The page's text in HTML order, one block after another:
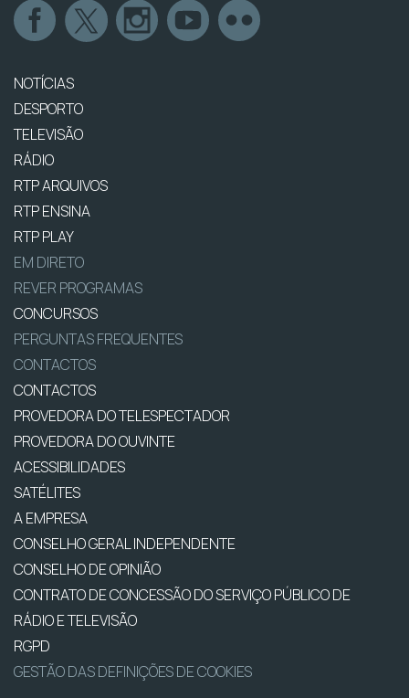
NOTÍCIAS
DESPORTO
TELEVISÃO
RÁDIO
RTP ARQUIVOS
RTP ENSINA
RTP PLAY
EM DIRETO
REVER PROGRAMAS
CONCURSOS
PERGUNTAS FREQUENTES
CONTACTOS
CONTACTOS
PROVEDORA DO TELESPECTADOR
PROVEDORA DO OUVINTE
ACESSIBILIDADES
SATÉLITES
A EMPRESA
CONSELHO GERAL INDEPENDENTE
CONSELHO DE OPINIÃO
CONTRATO DE CONCESSÃO DO SERVIÇO PÚBLICO DE
RÁDIO E TELEVISÃO
RGPD
GESTÃO DAS DEFINIÇÕES DE COOKIES